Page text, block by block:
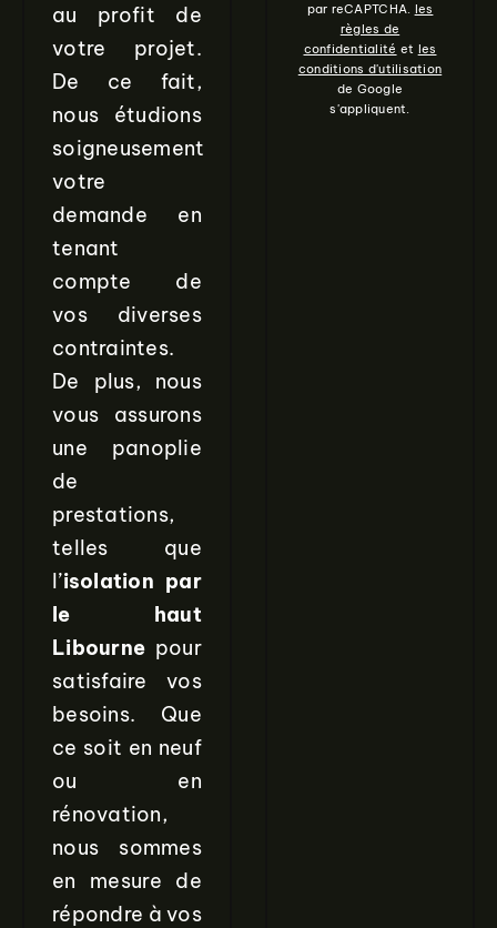
au profit de
votre projet.
De ce fait,
nous étudions
soigneusement
votre
demande en
tenant
compte de
vos diverses
contraintes.
De plus, nous
vous assurons
une panoplie
de
prestations,
telles que
l’isolation par
le haut
Libourne pour
satisfaire vos
besoins. Que
ce soit en neuf
ou en
rénovation,
nous sommes
en mesure de
répondre à vos
par reCAPTCHA. les
règles de
confidentialité et les
conditions d'utilisation
de Google
s'appliquent.